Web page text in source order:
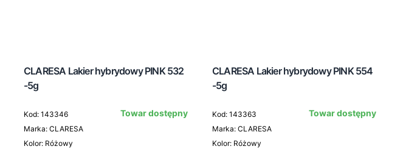
CLARESA Lakier hybrydowy PINK 532
-5g
Kod: 143346
Marka: CLARESA
Kolor: Różowy
Towar dostępny
CLARESA Lakier hybrydowy PINK 554
-5g
Kod: 143363
Marka: CLARESA
Kolor: Różowy
Towar dostępny